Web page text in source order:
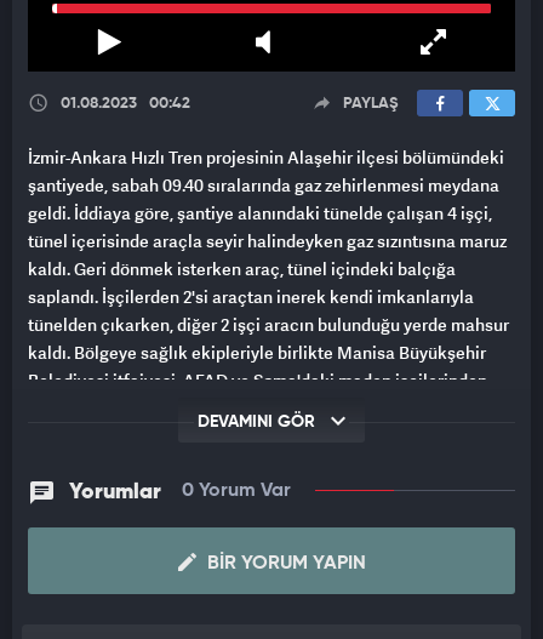
01.08.2023 00:42 PAYLAŞ
İzmir-Ankara Hızlı Tren projesinin Alaşehir ilçesi bölümündeki
şantiyede, sabah 09.40 sıralarında gaz zehirlenmesi meydana
geldi. İddiaya göre, şantiye alanındaki tünelde çalışan 4 işçi,
tünel içerisinde araçla seyir halindeyken gaz sızıntısına maruz
kaldı. Geri dönmek isterken araç, tünel içindeki balçığa
saplandı. İşçilerden 2'si araçtan inerek kendi imkanlarıyla
tünelden çıkarken, diğer 2 işçi aracın bulunduğu yerde mahsur
kaldı. Bölgeye sağlık ekipleriyle birlikte Manisa Büyükşehir
Belediyesi itfaiyesi, AFAD ve Soma'daki maden işçilerinden
Bölgeye ulaşan Manisa Büyükşehir Belediyesi itfaiye ekipleri,
girdi. Mahsur kalan işçilerin bulunduğu bölgeye ulaşan ekipler,
2 işçiyi kendi araçlarına alarak tünelin dışındaki sağlık
DEVAMINI GÖR
Yorumlar 0 Yorum Var
BIR YORUM YAPIN